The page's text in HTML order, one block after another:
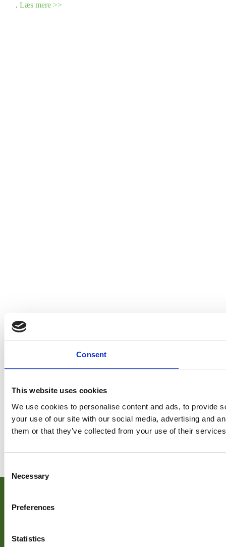
Consent
This website uses cookies
We use cookies to personalise content and ads, to provide
your use of our site with our social media, advertising and
them or that they’ve collected from your use of their
Selection
Necessary
Preferences
Statistics
.Læs mere >>
Business & Innovation
Business og Innovation er for dig, der gerne
Læs mere >>
På Herlev Gymnasium & HF dyrker vi nærhed, fællesskab og